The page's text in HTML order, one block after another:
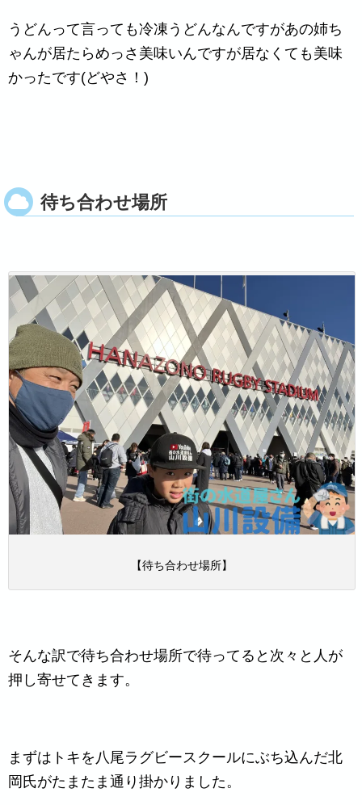
うどんって言っても冷凍うどんなんですがあの姉ち
ゃんが居たらめっさ美味いんですが居なくても美味
かったです(どやさ！)
待ち合わせ場所
【待ち合わせ場所】
そんな訳で待ち合わせ場所で待ってると次々と人が
押し寄せてきます。
まずはトキを八尾ラグビースクールにぶち込んだ北
岡氏がたまたま通り掛かりました。